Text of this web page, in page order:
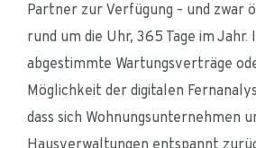
Partner zur Verfügung – und zwar
rund um die Uhr, 365 Tage im Jahr.
abgestimmte Wartungsverträge
Möglichkeit der digitalen
dass sich Wohnungsunternehmen
Hausverwaltungen entspannt